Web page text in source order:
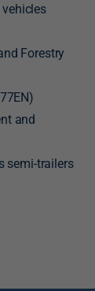
Forestry
and
semi-trailers